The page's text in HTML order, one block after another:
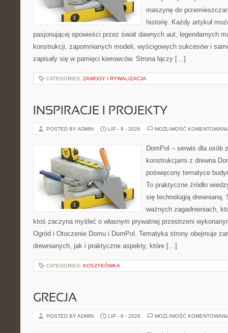
maszynę do
historię. Każdy artykuł
pasjonującej opowieści przez świat dawnych aut, legendarnych
konstrukcji, zapomnianych modeli, wyścigowych sukcesów i
zapisały się w pamięci kierowców. Strona łączy […]
CATEGORIES: ZAWODY I RYWALIZACJA
INSPIRACJE I PROJEKTY
POSTED BY ADMIN LIP - 9 - 2026 MOŻLIWOŚĆ
DomPol – serwis dla osób
konstrukcjami z drewna
poświęcony tematyce
To praktyczne źródło
się technologią drewnianą.
ważnych zagadnieniach,
ktoś zaczyna myśleć o własnym prywatnej przestrzeni
Ogród i Otoczenie Domu i DomPol. Tematyka strony obejmuje
drewnianych, jak i praktyczne aspekty, które […]
CATEGORIES: KOSZYKÓWKA
GRECJA
POSTED BY ADMIN LIP - 6 - 2026 MOŻLIWOŚĆ